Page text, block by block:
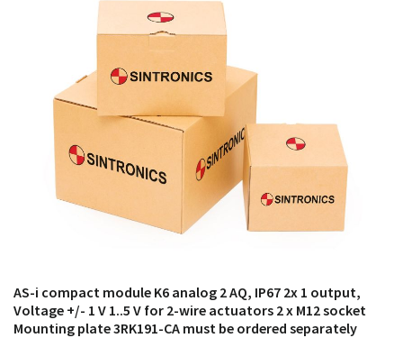
módulos antiguos a un alto nivel técnico o sustitución
de módulos descontinuados por módulos del propio
AS-i compact module K6 analog 2 AQ, IP67 2x 1 output,
Voltage +/- 1 V 1..5 V for 2-wire actuators 2 x M12 socket
Mounting plate 3RK191-CA must be ordered separately